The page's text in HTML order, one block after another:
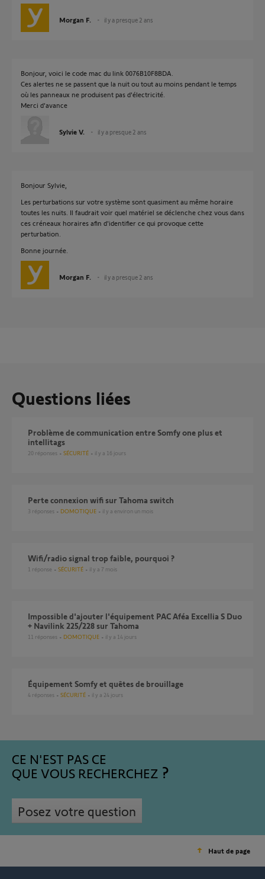
Morgan F. il y a presque 2 ans
Bonjour, voici le code mac du link 0076B10F8BDA.
Ces alertes ne se passent que la nuit ou tout au moins pendant le temps
où les panneaux ne produisent pas d'électricité.
Merci d'avance
Sylvie V. il y a presque 2 ans
Bonjour Sylvie,
Les perturbations sur votre système sont quasiment au même horaire
toutes les nuits. Il faudrait voir quel matériel se déclenche chez vous dans
ces créneaux horaires afin d'identifier ce qui provoque cette
perturbation.
Bonne journée.
Morgan F. il y a presque 2 ans
Questions liées
Problème de communication entre Somfy one plus et
intellitags
20 réponses SÉCURITÉ il y a 16 jours
perte connexion wifi sur Tahoma switch
3 réponses DOMOTIQUE il y a environ un mois
Wifi/radio signal trop faible, pourquoi ?
1 réponse SÉCURITÉ il y a 7 mois
Impossible d'ajouter l'équipement PAC Aféa Excellia S Duo
+ Navilink 225/228 sur Tahoma
11 réponses DOMOTIQUE il y a 14 jours
Équipement Somfy et quêtes de brouillage
4 réponses SÉCURITÉ il y a 24 jours
CE N'EST PAS CE
QUE VOUS RECHERCHEZ
Posez votre question
Haut de page